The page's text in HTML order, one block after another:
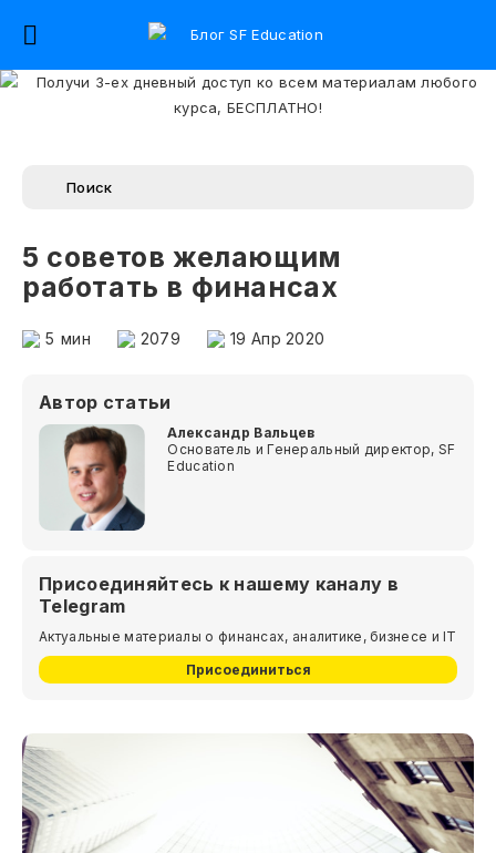
5 советов желающим
работать в финансах
5 мин 2079 19 Апр 2020
Автор статьи
Александр Вальцев
Основатель и Генеральный директор, SF
Education
Присоединяйтесь к нашему каналу в
Telegram
Актуальные материалы о финансах, аналитике, бизнесе и IT
Присоединиться